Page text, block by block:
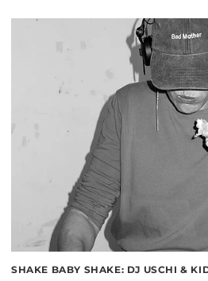
SHAKE BABY SHAKE: DJ USCHI &